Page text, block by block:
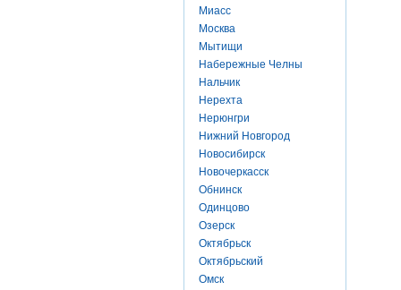
Миасс
Москва
Мытищи
Набережные Челны
Нальчик
Нерехта
Нерюнгри
Нижний Новгород
Новосибирск
Новочеркасск
Обнинск
Одинцово
Озерск
Октябрьск
Октябрьский
Омск